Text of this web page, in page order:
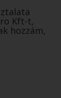
Kft-t,
hozzám,